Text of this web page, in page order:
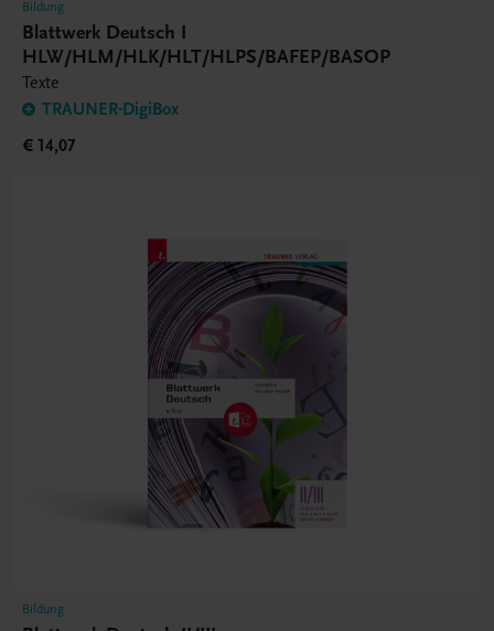
Bildung
Blattwerk Deutsch I
HLW/HLM/HLK/HLT/HLPS/BAFEP/BASOP
Texte
TRAUNER-DigiBox
€ 14,07
Bildung